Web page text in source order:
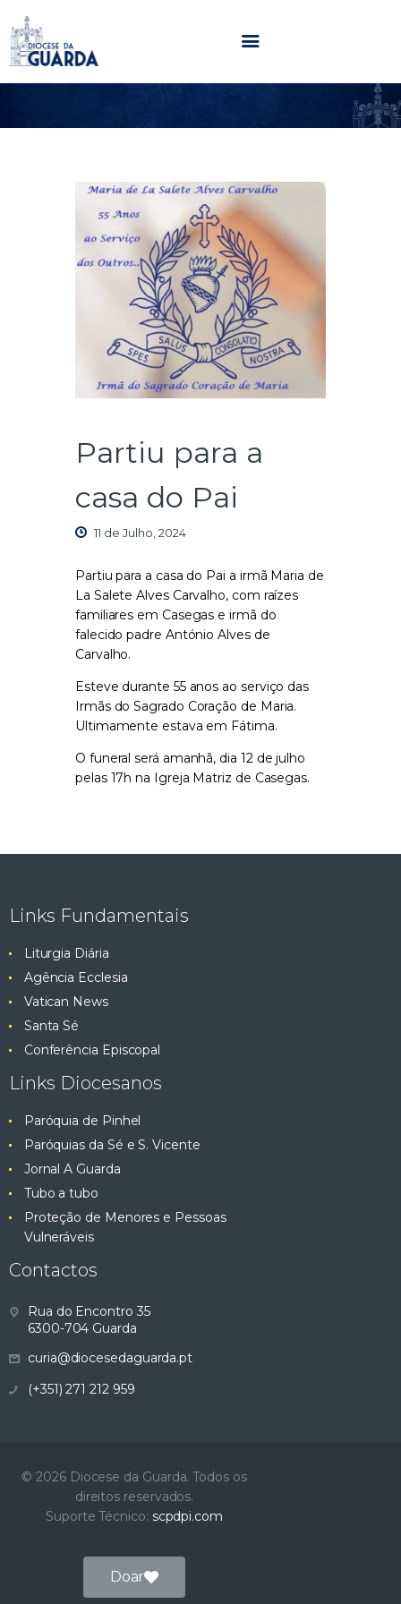
HOME
AGENDA
MULTIMÉDIA
SENTIR COM A IGREJA
CONTACTOS
Partiu para a
casa do Pai
11 de Julho, 2024
Partiu para a casa do Pai a irmã Maria de
La Salete Alves Carvalho, com raízes
familiares em Casegas e irmã do
falecido padre António Alves de
Carvalho.
Esteve durante 55 anos ao serviço das
Irmãs do Sagrado Coração de Maria.
Ultimamente estava em Fátima.
O funeral será amanhã, dia 12 de julho
pelas 17h na Igreja Matriz de Casegas.
Links Fundamentais
Liturgia Diária
Agência Ecclesia
Vatican News
Santa Sé
Conferência Episcopal
Links Diocesanos
Paróquia de Pinhel
Paróquias da Sé e S. Vicente
Jornal A Guarda
Tubo a tubo
Proteção de Menores e Pessoas
Vulneráveis
Contactos
Rua do Encontro 35
6300-704 Guarda
curia@diocesedaguarda.pt
(+351) 271 212 959
© 2026 Diocese da Guarda. Todos os
direitos reservados.
Suporte Técnico: scpdpi.com
Doar